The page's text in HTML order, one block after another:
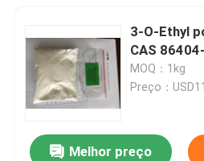
3-O-Ethyl
CAS
MOQ：1kg
Preço：
Melhor preço